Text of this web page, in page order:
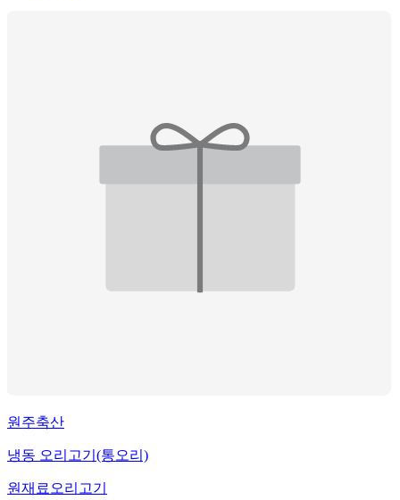
원주축산
냉동 오리고기(통오리)
원재료 오리고기